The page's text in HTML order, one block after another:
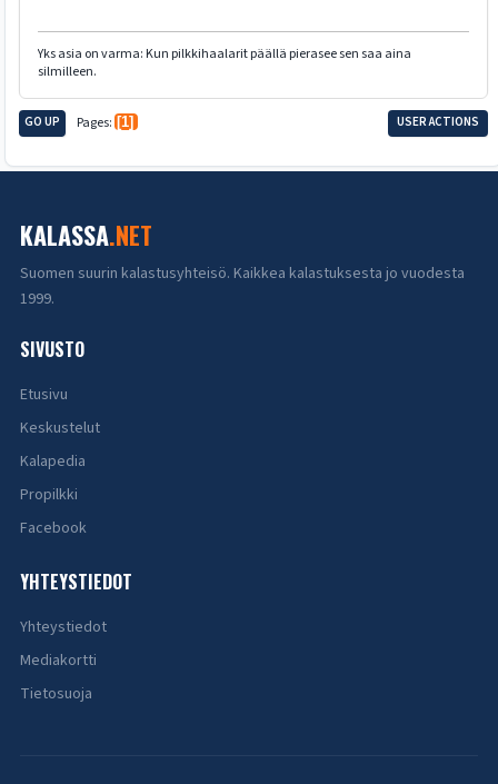
Yks asia on varma: Kun pilkkihaalarit päällä pierasee sen saa aina
silmilleen.
GO UP Pages 1 USER ACTIONS
KALASSA.NET
Suomen suurin kalastusyhteisö. Kaikkea kalastuksesta jo vuodesta
1999.
SIVUSTO
Etusivu
Keskustelut
Kalapedia
Propilkki
Facebook
YHTEYSTIEDOT
Yhteystiedot
Mediakortti
Tietosuoja